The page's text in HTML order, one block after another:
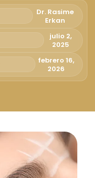
Türkçe
Italiano
Română
Русский
Svenska
Dr. Rasime
Erkan
julio 2,
2025
febrero 16,
2026